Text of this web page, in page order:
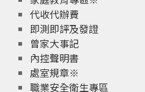
代收代辦費
即測即評及發證
曾家大事記
內控聲明書
處室規章※
職業安全衛生專區